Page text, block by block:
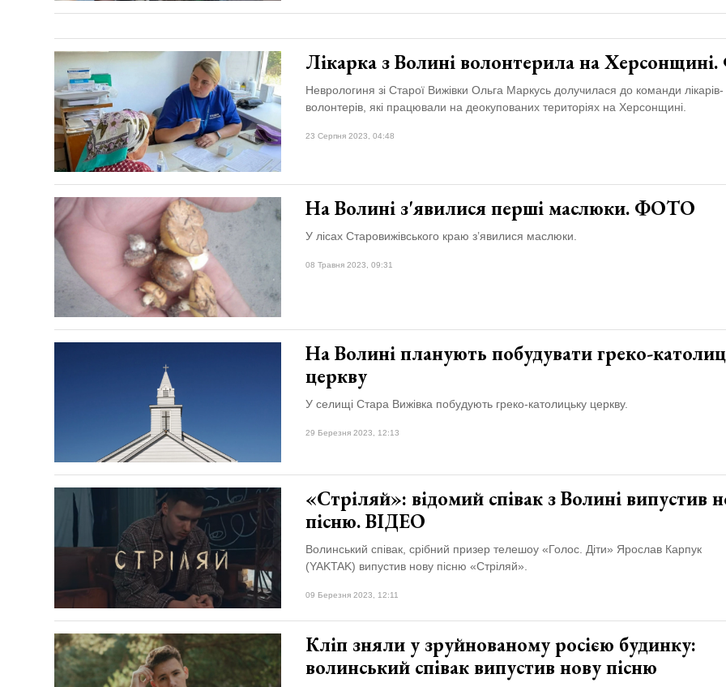
Лікарка з Волині волонтерила на
Неврологиня зі Старої Вижівки Ольга Маркусь долучилася до команди лікарів-
волонтерів, які працювали на деокупованих територіях на Херсонщині.
23 Серпня 2023, 04:48
На Волині з'явилися перші маслюки. ФОТО
У лісах Старовижівського краю з’явилися маслюки.
08 Травня 2023, 09:31
На Волині планують побудувати греко-
церкву
У селищі Стара Вижівка побудують греко-католицьку церкву.
29 Березня 2023, 12:13
«Стріляй»: відомий співак з Волині випустив
пісню. ВІДЕО
Волинський співак, срібний призер телешоу «Голос. Діти» Ярослав Карпук
(YAKTAK) випустив нову пісню «Стріляй».
09 Березня 2023, 12:11
Кліп зняли у зруйнованому росією будинку:
волинський співак випустив нову пісню